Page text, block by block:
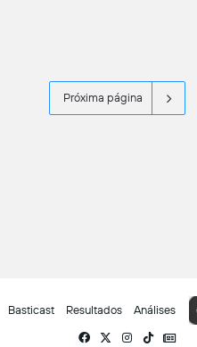
Próxima página
Basticast Resultados
Análises
Facebook
X Instagram
TikTokSiga-